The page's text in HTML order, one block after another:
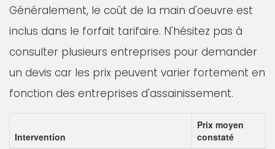
Généralement, le coût de la main d'oeuvre est
inclus dans le forfait tarifaire. N'hésitez pas à
consulter plusieurs entreprises pour demander
un devis car les prix peuvent varier fortement en
fonction des entreprises d'assainissement.
Intervention
Prix moyen
constaté